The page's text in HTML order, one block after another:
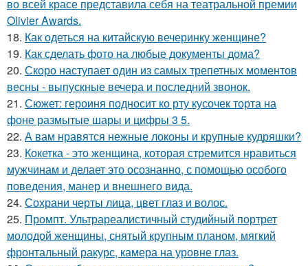
во всей красе представила себя на театральной премии
Olivier Awards.
18. Как одеться на китайскую вечеринку женщине?
19. Как сделать фото на любые документы дома?
20. Скоро наступает один из самых трепетных моментов
весны - выпускные вечера и последний звонок.
21. Сюжет: героиня подносит ко рту кусочек торта на
фоне размытые шары и цифры 3 5.
22. А вам нравятся нежные локоны и крупные кудряшки?
23. Кокетка - это женщина, которая стремится нравиться
мужчинам и делает это осознанно, с помощью особого
поведения, манер и внешнего вида.
24. Сохрани черты лица, цвет глаз и волос.
25. Промпт. Ультрареалистичный студийный портрет
молодой женщины, снятый крупным планом, мягкий
фронтальный ракурс, камера на уровне глаз.